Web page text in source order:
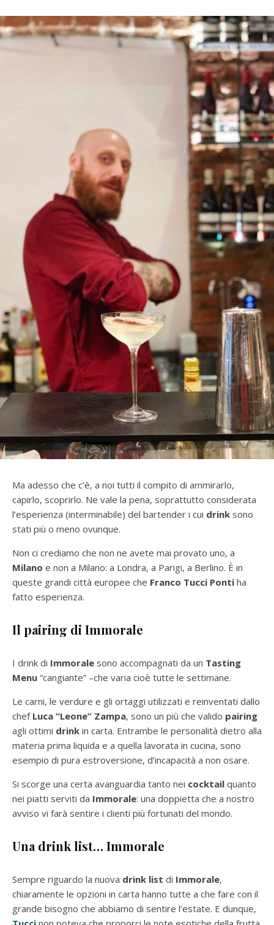
Ma adesso che c’è, a noi tutti il compito di ammirarlo,
capirlo, scoprirlo. Ne vale la pena, soprattutto considerata
l’esperienza (interminabile) del bartender i cui drink sono
stati più o meno ovunque.
Non ci crediamo che non ne avete mai provato uno, a
Milano e non a Milano: a Londra, a Parigi, a Berlino. È in
queste grandi città europee che Franco Tucci Ponti ha
fatto esperienza.
Il pairing di Immorale
I drink di Immorale sono accompagnati da un Tasting
Menu “cangiante” –che varia cioè tutte le settimane.
Le carni, le verdure e gli ortaggi utilizzati e reinventati dallo
chef Luca “Leone” Zampa, sono un più che valido pairing
agli ottimi drink in carta. Entrambe le personalità dietro alla
materia prima liquida e a quella lavorata in cucina, sono
esempio di pura estroversione, d’incapacità a non osare.
Si scorge una certa avanguardia tanto nei cocktail quanto
nei piatti serviti da Immorale: una doppietta che a nostro
avviso vi farà sentire i clienti più fortunati del mondo.
Una drink list… Immorale
Sempre riguardo la nuova drink list di Immorale,
chiaramente le opzioni in carta hanno tutte a che fare con il
grande bisogno che abbiamo di sentire l’estate. E dunque,